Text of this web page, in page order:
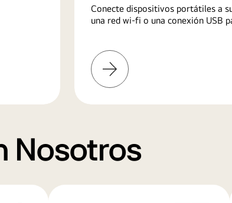
Conecte dispositivos portátiles a
una red wi-fi o una conexión USB
Más
información
Nosotros